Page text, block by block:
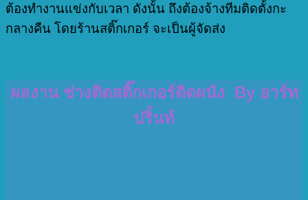
ต้องทำงานแข่งกับเวลา ดังนั้น ถึงต้องจ้างทีมติดตั้งกะ
กลางคืน โดยร้านสติ๊กเกอร์ จะเป็นผู้จัดส่ง
ผลงาน ช่างติดสติ๊กเกอร์ติดผนัง By อาร์ท
ปริ้นท์